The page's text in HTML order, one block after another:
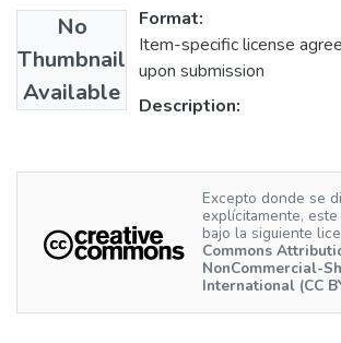
No
Thumbnail
Available
Format:
Item-specific license
upon submission
Description:
Excepto donde se
explícitamente,
bajo la siguiente
Commons
NonCommercial-
International (CC